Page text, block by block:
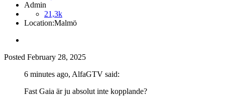
Admin
21,3k
Location:Malmö
Posted February 28, 2025
6 minutes ago, AlfaGTV said:
Fast Gaia är ju absolut inte kopplande?